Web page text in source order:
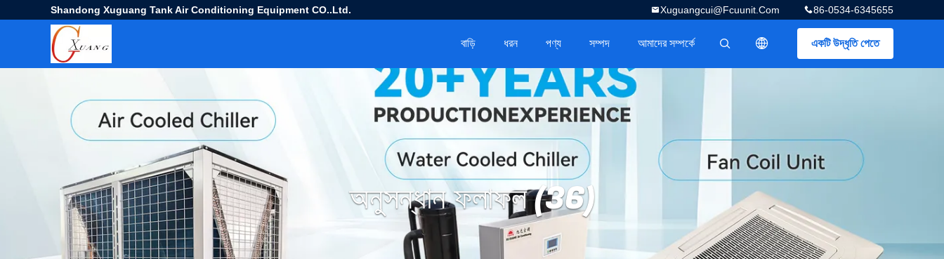
Shandong Xuguang Tank Air Conditioning Equipment CO..Ltd. 86-0534-6345655
Xuguangcui@fcuunit.com
একটি উদ্ধৃতি পেতে
বাড়ি ধরন পণ্য সম্পদ আমাদের সম্পর্কে
অনুসন্ধান ফলাফল (36)